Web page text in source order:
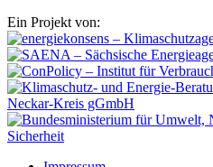
Ein Projekt von: